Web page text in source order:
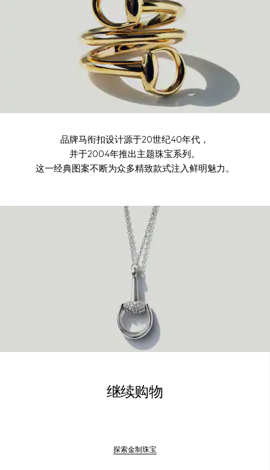
品牌马衔扣设计源于20世纪40年代，
并于2004年推出主题珠宝系列。
这一经典图案不断为众多精致款式注入鲜明魅力。
继续购物
探索金制珠宝